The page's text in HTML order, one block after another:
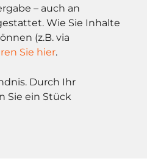
– auch an
Wie Sie Inhalte
(z.B. via
Sie hier.
Durch Ihr
Sie ein Stück